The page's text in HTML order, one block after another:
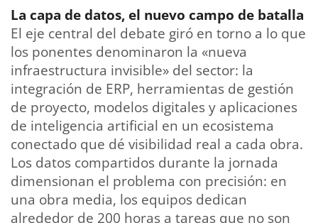
La capa de datos, el nuevo campo de batalla
El eje central del debate giró en torno a lo que
los ponentes denominaron la «nueva
infraestructura invisible» del sector: la
integración de ERP, herramientas de gestión
de proyecto, modelos digitales y aplicaciones
de inteligencia artificial en un ecosistema
conectado que dé visibilidad real a cada obra.
Los datos compartidos durante la jornada
dimensionan el problema con precisión: en
una obra media, los equipos dedican
alrededor de 200 horas a tareas que no son